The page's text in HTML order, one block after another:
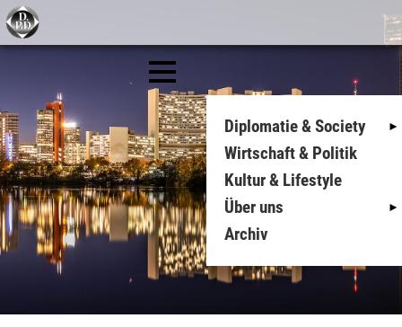
Diplomatie & Society
Wirtschaft & Politik
Kultur & Lifestyle
Über uns
Archiv